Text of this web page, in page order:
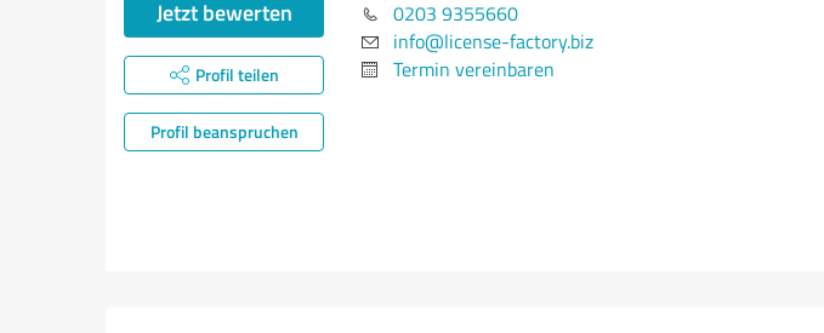
Jetzt bewerten
Profil teilen
Profil beanspruchen
0203 9355660
info@license-factory.biz
Termin vereinbaren